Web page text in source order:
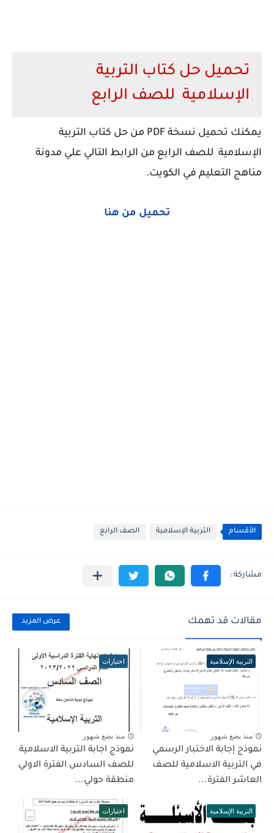
تحميل حل كتاب التربية
الإسلامية للصف الرابع
يمكنك تحميل نسخة PDF من حل كتاب التربية
الإسلامية للصف الرابع من الرابط التالي علي مدونة
مناهج التعليم في الكويت.
تحميل من هنا
الأقسام التربية الإسلامية الصف الرابع
مقالات قد تهمك عرض المزيد
التربية الإسلامية
منذ بضع شهور
نموذج إجابة الاختبار الرسمي
في التربية الاسلامية للصف
العاشر الفترة...
اختبارات
منذ بضع شهور
نموذج اجابة التربية الاسلامية
للصف السادس الفترة الاولي
منطقة حولي...
التربية الإسلامية اختبارات